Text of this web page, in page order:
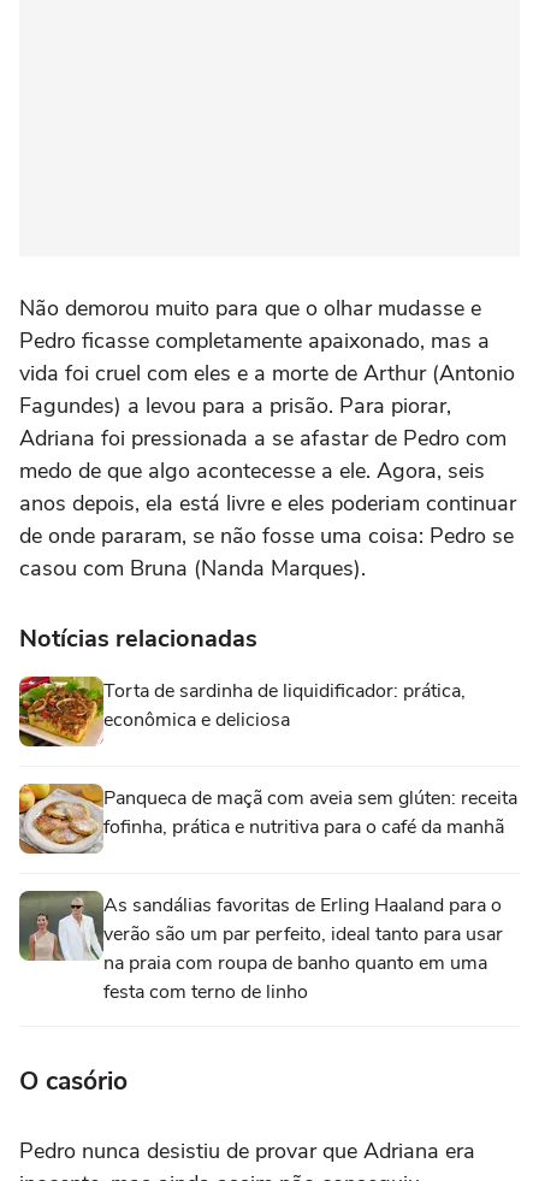
Não demorou muito para que o olhar mudasse e
Pedro ficasse completamente apaixonado, mas a
vida foi cruel com eles e a morte de Arthur (Antonio
Fagundes) a levou para a prisão. Para piorar,
Adriana foi pressionada a se afastar de Pedro com
medo de que algo acontecesse a ele. Agora, seis
anos depois, ela está livre e eles poderiam continuar
de onde pararam, se não fosse uma coisa: Pedro se
casou com Bruna (Nanda Marques).
Notícias relacionadas
Torta de sardinha de liquidificador: prática,
econômica e deliciosa
Panqueca de maçã com aveia sem glúten: receita
fofinha, prática e nutritiva para o café da manhã
As sandálias favoritas de Erling Haaland para o
verão são um par perfeito, ideal tanto para usar
na praia com roupa de banho quanto em uma
festa com terno de linho
O casório
Pedro nunca desistiu de provar que Adriana era